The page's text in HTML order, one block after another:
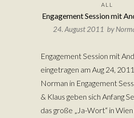
ALL
Engagement Session mit
24. August 2011 by
Engagement Session mit
eingetragen am Aug 24,
Norman in Engagement
& Klaus geben sich Anfang
das große „Ja-Wort“ in